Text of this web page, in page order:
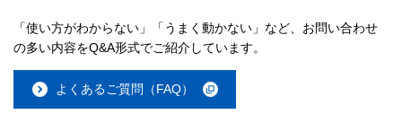
「使い方がわからない」「うまく動かない」など、お問い合わせ
の多い内容をQ&A形式でご紹介しています。
よくあるご質問（FAQ）